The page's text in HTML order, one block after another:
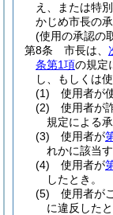
え、または特
かじめ市長の
(使用の承認の
第8条
市長は、
条第1項の規定
し、もしくは
(1)
使用者が
(2)
使用者が
規定による
(3)
使用者が
れかに該当
(4)
使用者が
したとき。
(5)
使用者が
に違反したと